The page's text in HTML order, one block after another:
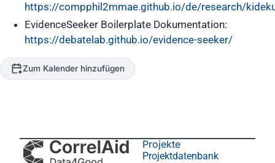
https://compphil2mmae.github.io/de/research/
EvidenceSeeker Boilerplate Dokumentation:
https://debatelab.github.io/evidence-seeker/
Zum Kalender hinzufügen
Projekte
Projektdatenbank